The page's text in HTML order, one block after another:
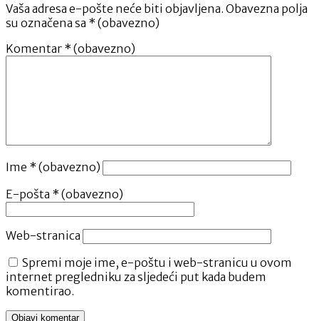
Vaša adresa e-pošte neće biti objavljena. Obavezna polja
su označena sa * (obavezno)
Komentar * (obavezno)
Ime * (obavezno)
E-pošta * (obavezno)
Web-stranica
Spremi moje ime, e-poštu i web-stranicu u ovom
internet pregledniku za sljedeći put kada budem
komentirao.